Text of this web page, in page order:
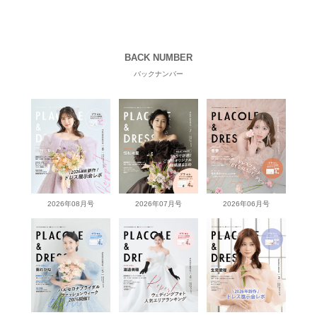
BACK NUMBER
バックナンバー
2026年08月号 2026年07月号 2026年06月号